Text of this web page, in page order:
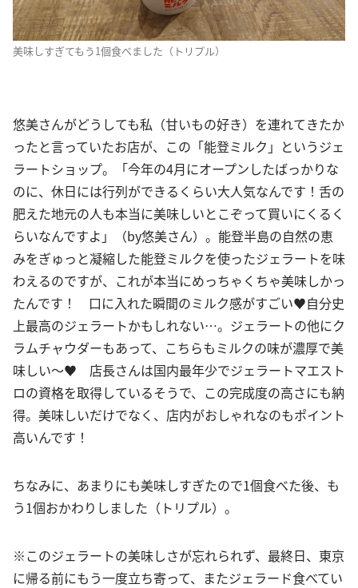
美味しすぎてもう1個食べました（トリプル）
悠美さんがどうしても私（甘いもの好き）を連れてきたか
ったと言っていたお店が、この「能登ミルク」というジェ
ラートショップ。「今年の4月にオープンしたばっかりな
のに、休日には行列ができるくらい大人気なんです！舌の
肥えた地元の人も本当に美味しいとこぞって買いにくるく
らいなんですよ」（by悠美さん）。能登半島の自然の恵
みをぎゅっと凝縮した能登ミルクを使ったジェラートを味
わえるのですが、これが本当にめっちゃくちゃ美味しかっ
たんです！ 口に入れた瞬間のミルク感がすごい♥自分史
上最高のジェラートかもしれない…。ジェラートの他にク
ラムチャウダーもあって、こちらもミルクの味が濃厚で美
味しい～♥ 店長さんは国内最年少でジェラートマエスト
ロの資格を取得しているそうで、この完成度の高さにも納
得。美味しいだけでなく、店内がおしゃれなのもポイント
高いんです！
ちなみに、あまりにも美味しすぎたので1個食べた後、も
う1個おかわりしました（トリプル）。
※このジェラートの美味しさが忘れられず、最終日、東京
に帰る前にもう一度立ち寄って、またジェラード食べてい